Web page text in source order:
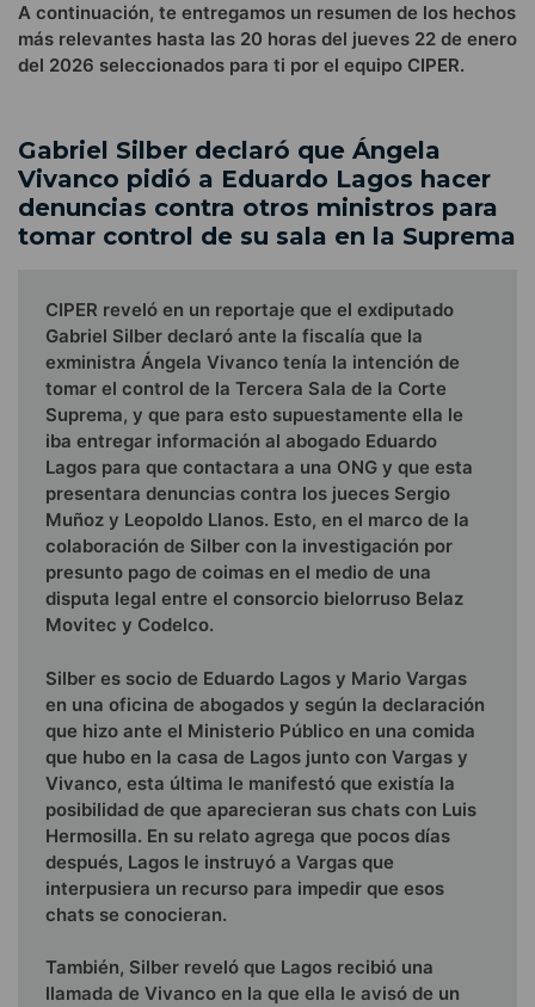
A continuación, te entregamos un resumen de los hechos
más relevantes hasta las 20 horas del jueves 22 de enero
del 2026 seleccionados para ti por el equipo CIPER.
Gabriel Silber declaró que Ángela
Vivanco pidió a Eduardo Lagos hacer
denuncias contra otros ministros para
tomar control de su sala en la Suprema
CIPER reveló en un reportaje que el exdiputado
Gabriel Silber declaró ante la fiscalía que la
exministra Ángela Vivanco tenía la intención de
tomar el control de la Tercera Sala de la Corte
Suprema, y que para esto supuestamente ella le
iba entregar información al abogado Eduardo
Lagos para que contactara a una ONG y que esta
presentara denuncias contra los jueces Sergio
Muñoz y Leopoldo Llanos. Esto, en el marco de la
colaboración de Silber con la investigación por
presunto pago de coimas en el medio de una
disputa legal entre el consorcio bielorruso Belaz
Movitec y Codelco.
Silber es socio de Eduardo Lagos y Mario Vargas
en una oficina de abogados y según la declaración
que hizo ante el Ministerio Público en una comida
que hubo en la casa de Lagos junto con Vargas y
Vivanco, esta última le manifestó que existía la
posibilidad de que aparecieran sus chats con Luis
Hermosilla. En su relato agrega que pocos días
después, Lagos le instruyó a Vargas que
interpusiera un recurso para impedir que esos
chats se conocieran.
También, Silber reveló que Lagos recibió una
llamada de Vivanco en la que ella le avisó de un